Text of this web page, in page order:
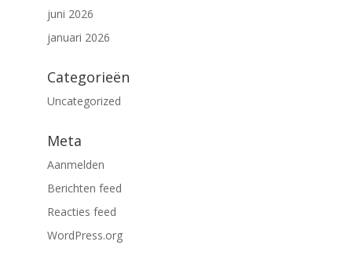
juni 2026
januari 2026
Categorieën
Uncategorized
Meta
Aanmelden
Berichten feed
Reacties feed
WordPress.org